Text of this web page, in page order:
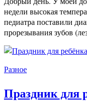
недели высокая
педиатра поставили
прорезывания зубов
Разное
Праздник для